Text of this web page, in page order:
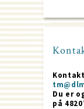
Du er
på